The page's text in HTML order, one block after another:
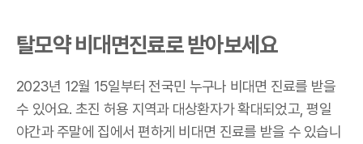
탈모약 비대면진료로 받아보세요
2023년 12월 15일부터 전국민 누구나 비대면 진료를 받을
수 있어요. 초진 허용 지역과 대상환자가 확대되었고, 평일
야간과 주말에 집에서 편하게 비대면 진료를 받을 수 있습니